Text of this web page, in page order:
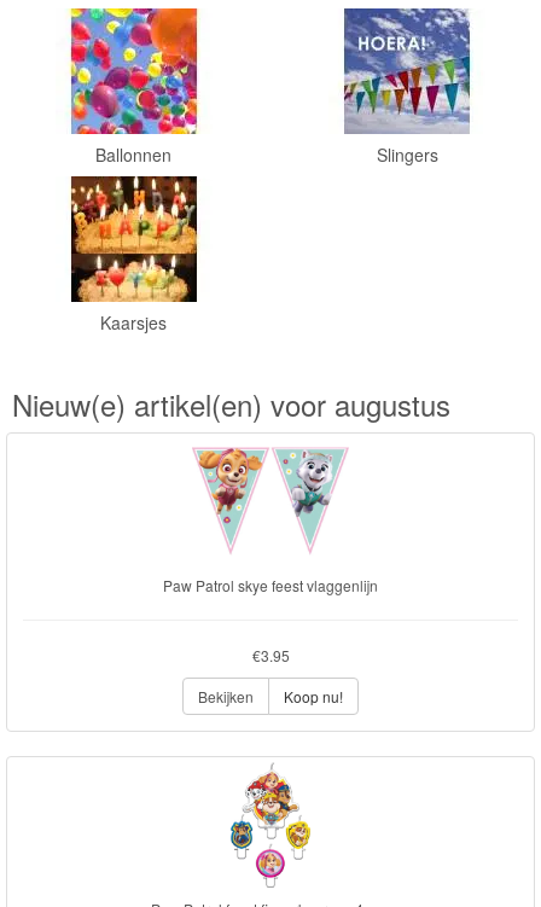
Star
Wars
Skylanders
Superman
Toy
Story
Trolls
Transformers
Strandlaken
Kinderkamer
Ballonnen Slingers
Kaarsjes
Nieuw(e) artikel(en) voor augustus
Paw Patrol skye feest vlaggenlijn
€3.95
Bekijken
Koop nu!